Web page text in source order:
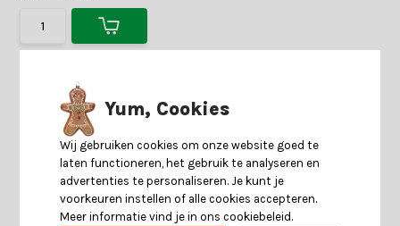
Yum, Cookies
Wij gebruiken cookies om onze website goed te
laten functioneren, het gebruik te analyseren en
advertenties te personaliseren. Je kunt je
voorkeuren instellen of alle cookies accepteren.
Meer informatie vind je in ons cookiebeleid.